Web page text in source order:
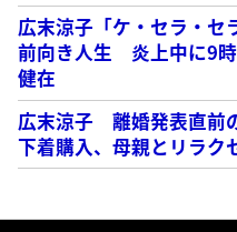
広末涼子「ケ・セラ・セ
前向き人生 炎上中に9
健在
広末涼子 離婚発表直前
下着購入、母親とリラク